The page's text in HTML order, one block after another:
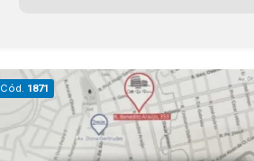
Cód. 1871